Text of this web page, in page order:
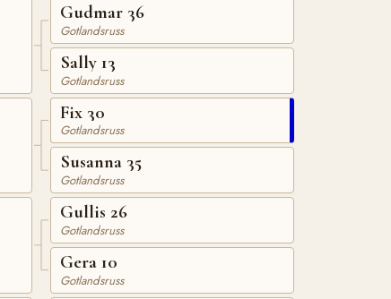
Gudmar 36
Gotlandsruss
Sally 13
Gotlandsruss
Fix 30
Gotlandsruss
Susanna 35
Gotlandsruss
Gullis 26
Gotlandsruss
Gera 10
Gotlandsruss